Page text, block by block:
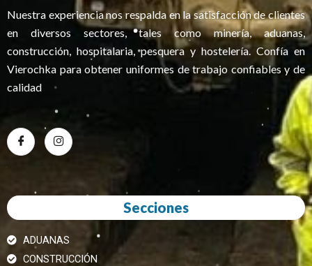
Nuestra experiencia nos respalda en la satisfacción de clientes
en diversos sectores, tales como minería, aduanas,
construcción, hospitalaria, pesquera y hostelería. Confía en
Vierochka para obtener uniformes de trabajo confiables y de
calidad
Secciones
ADUANAS
CONSTRUCCIÓN